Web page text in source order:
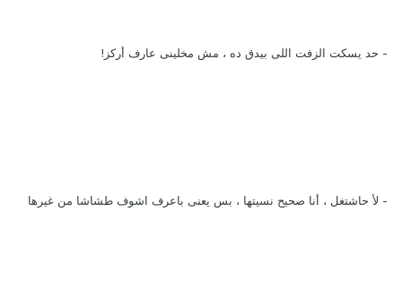
- حد يسكت الزفت اللى بيدق ده ، مش مخلينى عارف أركز!
- لأ حاشتغل ، أنا صحيح نسيتها ، بس يعنى باعرف اشوف طشاشا من غيرها